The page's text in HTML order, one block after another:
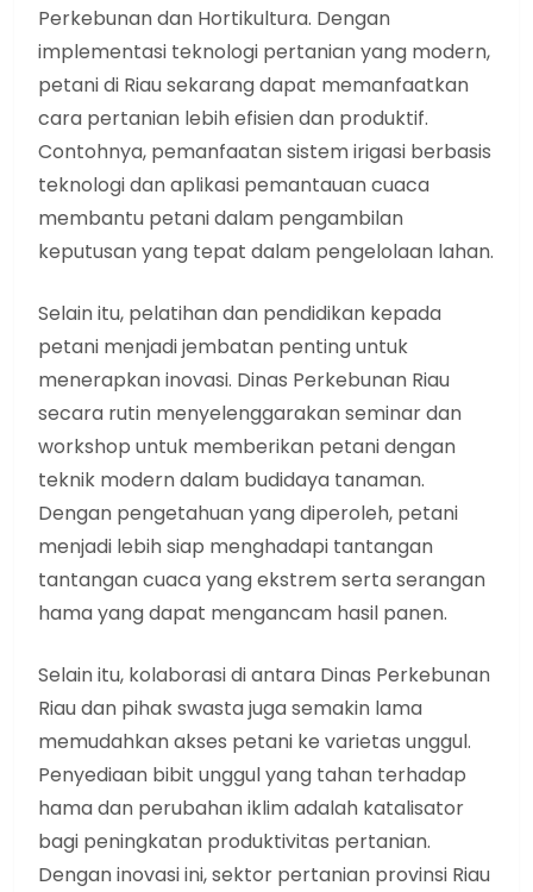
Perkebunan dan Hortikultura. Dengan
implementasi teknologi pertanian yang modern,
petani di Riau sekarang dapat memanfaatkan
cara pertanian lebih efisien dan produktif.
Contohnya, pemanfaatan sistem irigasi berbasis
teknologi dan aplikasi pemantauan cuaca
membantu petani dalam pengambilan
keputusan yang tepat dalam pengelolaan lahan.
Selain itu, pelatihan dan pendidikan kepada
petani menjadi jembatan penting untuk
menerapkan inovasi. Dinas Perkebunan Riau
secara rutin menyelenggarakan seminar dan
workshop untuk memberikan petani dengan
teknik modern dalam budidaya tanaman.
Dengan pengetahuan yang diperoleh, petani
menjadi lebih siap menghadapi tantangan
tantangan cuaca yang ekstrem serta serangan
hama yang dapat mengancam hasil panen.
Selain itu, kolaborasi di antara Dinas Perkebunan
Riau dan pihak swasta juga semakin lama
memudahkan akses petani ke varietas unggul.
Penyediaan bibit unggul yang tahan terhadap
hama dan perubahan iklim adalah katalisator
bagi peningkatan produktivitas pertanian.
Dengan inovasi ini, sektor pertanian provinsi Riau